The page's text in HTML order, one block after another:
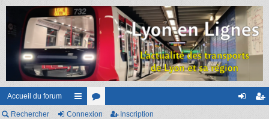
Accueil du forum
ac or
Rechercher Connexion Inscription